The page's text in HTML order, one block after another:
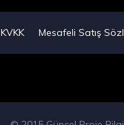
KVKK Mesafeli Satış